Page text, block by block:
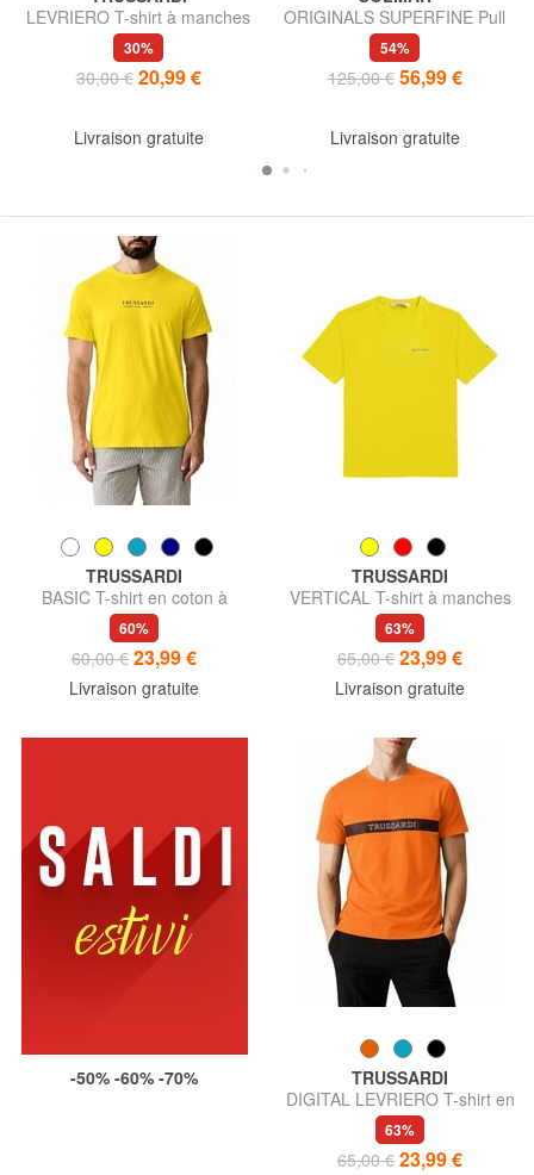
LEVRIERO T-shirt à manches
courtes
30%
30,00 € 20,99 €
Livraison gratuite
ORIGINALS SUPERFINE Pull
en coton
54%
125,00 € 56,99 €
Livraison gratuite
TRUSSARDI
BASIC T-shirt en coton à
manches courtes
60%
60,00 € 23,99 €
Livraison gratuite
TRUSSARDI
VERTICAL T-shirt à manches
courtes
63%
65,00 € 23,99 €
Livraison gratuite
-50% -60% -70%
TRUSSARDI
DIGITAL LEVRIERO T-shirt en
coton à manches courtes
63%
65,00 € 23,99 €